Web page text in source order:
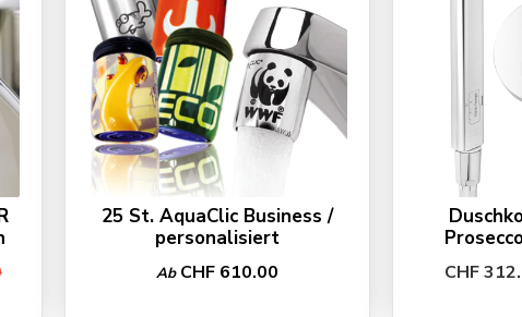
25 St. AquaClic Business /
personalisiert
Ab CHF 610.00 CHF